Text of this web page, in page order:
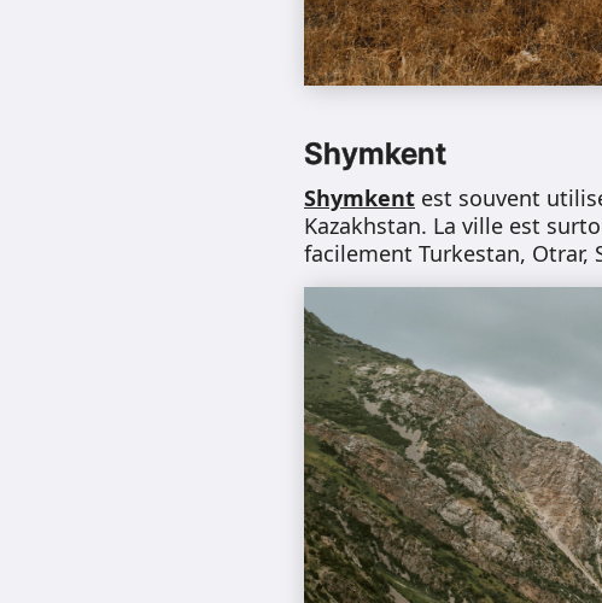
Shymkent
Shymkent est souvent
Kazakhstan. La ville est
facilement Turkestan, Otrar,